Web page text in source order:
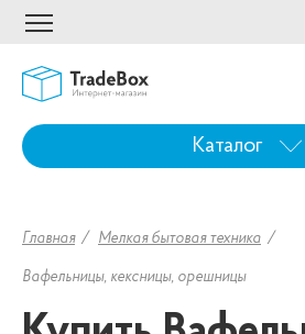
Каталог
Главная Мелкая бытовая техника
Вафельницы, кексницы, орешницы